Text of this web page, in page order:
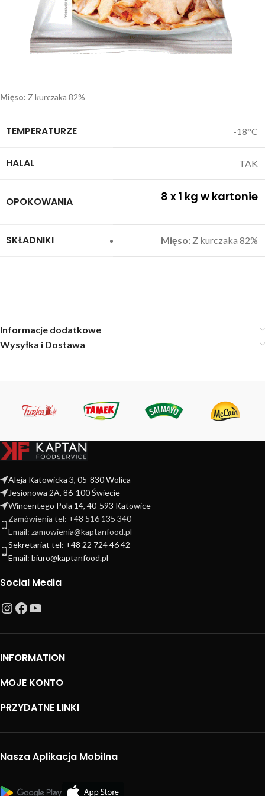
Mięso: Z kurczaka 82%
TEMPERATURZE -18°C
HALAL TAK
OPOKOWANIA 8 x 1 kg w kartonie
SKŁADNIKI Mięso: Z kurczaka 82%
Informacje dodatkowe
Wysyłka i Dostawa
Aleja Katowicka 3, 05-830 Wolica
Jesionowa 2A, 86-100 Świecie
Wincentego Pola 14, 40-593 Katowice
Zamówienia tel: +48 516 135 340
Email: zamowienia@kaptanfood.pl
Sekretariat tel: +48 22 724 46 42
Email: biuro@kaptanfood.pl
Social Media
INFORMATION
MOJE KONTO
PRZYDATNE LINKI
Nasza Aplikacja Mobilna